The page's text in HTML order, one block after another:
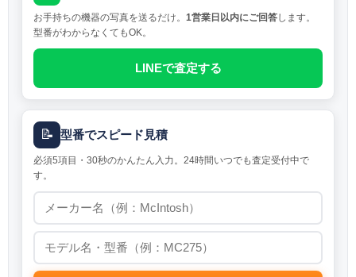
お手持ちの機器の写真を送るだけ。 1営業日以内にご回答します。
型番がわからなくてもOK。
LINEで査定する
📝 型番でスピード見積
必須5項目・30秒のかんたん入力。24時間いつでも査定受付中で
す。